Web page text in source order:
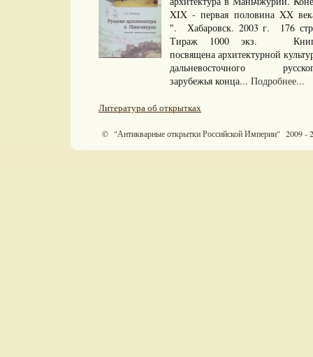
XIX - первая половина XX
". Хабаровск. 2003 г. 176
Тираж 1000 экз.
посвящена архитектурной
дальневосточного
зарубежья конца... Подробнее...
Литература об открытках
© "Антикварные открытки Российской Империи" 2009 -